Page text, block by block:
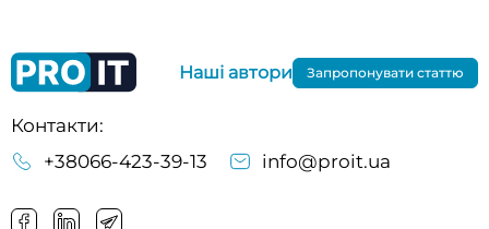
Контакти:
+38066-423-39-13
info@proit.ua
Наші автори Запропонувати статтю